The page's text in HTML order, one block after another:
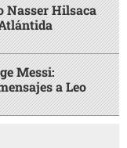
Nasser Hilsaca
Messi:
a Leo